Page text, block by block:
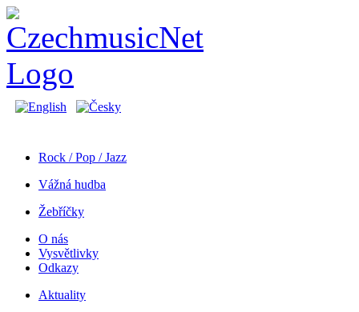
Rock / Pop / Jazz
Vážná hudba
Žebříčky
O nás
Vysvětlivky
Odkazy
Aktuality